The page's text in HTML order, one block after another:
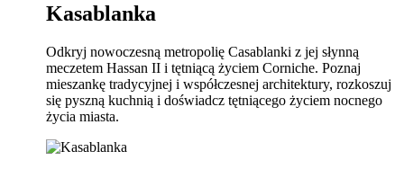
Kasablanka
Odkryj nowoczesną metropolię Casablanki z jej słynną
meczetem Hassan II i tętniącą życiem Corniche. Poznaj
mieszankę tradycyjnej i współczesnej architektury, rozkoszuj
się pyszną kuchnią i doświadcz tętniącego życiem nocnego
życia miasta.